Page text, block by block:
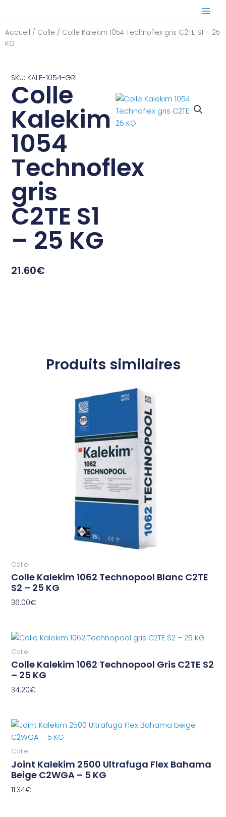
contenu
Accueil / Colle / Colle Kalekim 1054 Technoflex gris C2TE S1 – 25
KG
SKU: KALE-1054-GRI
Colle
Kalekim
1054
Technoflex
gris
C2TE S1
– 25 KG
21.60€
Produits similaires
Colle
Colle Kalekim 1062 Technopool Blanc C2TE
S2 – 25 KG
36.00€
Colle
Colle Kalekim 1062 Technopool Gris C2TE S2
– 25 KG
34.20€
Colle
Joint Kalekim 2500 Ultrafuga Flex Bahama
Beige C2WGA – 5 KG
11.34€